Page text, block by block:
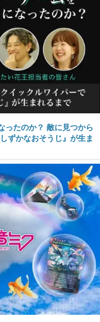
ったのか？ 敵に見つから
ずかなおそうじ』が生ま